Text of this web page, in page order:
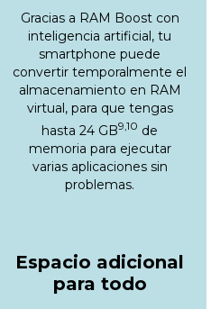
Gracias a RAM Boost con
inteligencia artificial, tu
smartphone puede
convertir temporalmente el
almacenamiento en RAM
virtual, para que tengas
hasta 24 GB9,10 de
memoria para ejecutar
varias aplicaciones sin
problemas.
Espacio adicional
para todo